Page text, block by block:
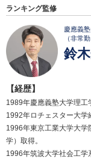
ランキング監修
慶應義
（非常勤
鈴
【経歴】
1989年慶應義塾大学理工
1992年ロチェスター大学
1996年東京工業大学大学
学）取得。
1996年筑波大学社会工学